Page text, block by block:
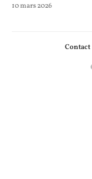
10 mars 2026
Contact